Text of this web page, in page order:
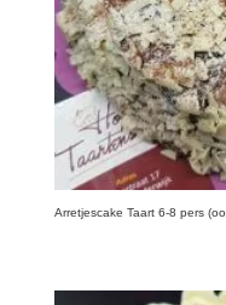
Arretjescake Taart 6-8 pers